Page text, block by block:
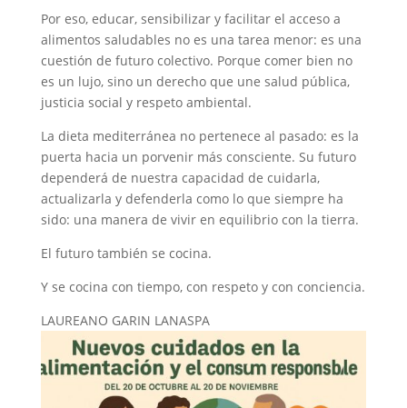
Por eso, educar, sensibilizar y facilitar el acceso a
alimentos saludables no es una tarea menor: es una
cuestión de futuro colectivo. Porque comer bien no
es un lujo, sino un derecho que une salud pública,
justicia social y respeto ambiental.
La dieta mediterránea no pertenece al pasado: es la
puerta hacia un porvenir más consciente. Su futuro
dependerá de nuestra capacidad de cuidarla,
actualizarla y defenderla como lo que siempre ha
sido: una manera de vivir en equilibrio con la tierra.
El futuro también se cocina.
Y se cocina con tiempo, con respeto y con conciencia.
LAUREANO GARIN LANASPA